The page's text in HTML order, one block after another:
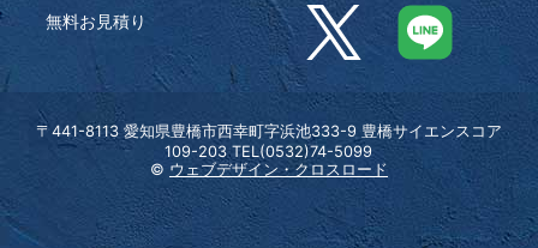
無料お見積り
〒441-8113 愛知県豊橋市西幸町字浜池333-9 豊橋サイエンスコア
109-203 TEL(0532)74-5099
© ウェブデザイン・クロスロード